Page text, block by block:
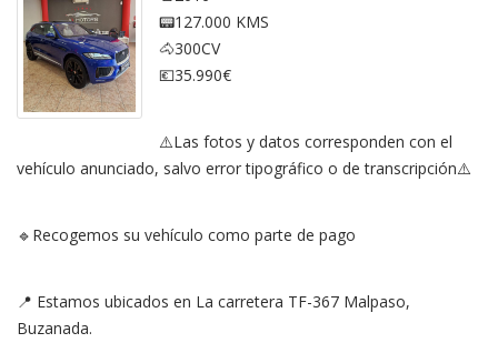
📟127.000 KMS
🐴300CV
💶35.990€
⚠️Las fotos y datos corresponden con el
vehículo anunciado, salvo error tipográfico o de transcripción⚠️
🔹Recogemos su vehículo como parte de pago
📍 Estamos ubicados en La carretera TF-367 Malpaso,
Buzanada.